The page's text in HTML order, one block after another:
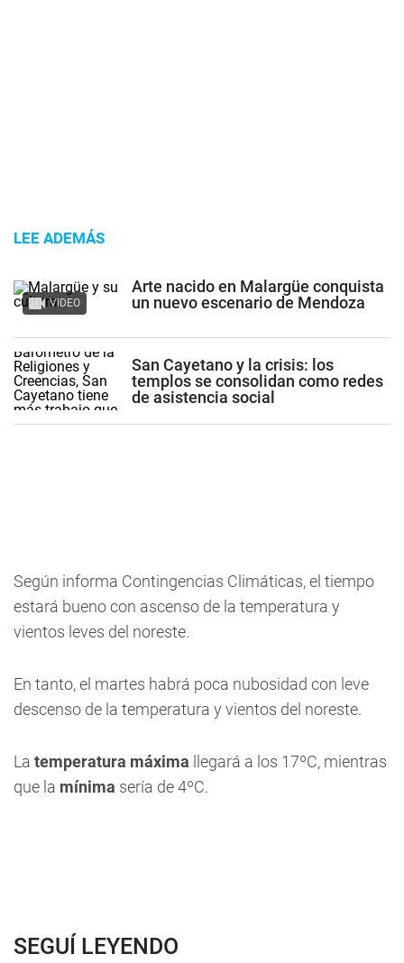
LEE ADEMÁS
VIDEO
Arte nacido en Malargüe conquista
un nuevo escenario de Mendoza
San Cayetano y la crisis: los
templos se consolidan como redes
de asistencia social
Según informa Contingencias Climáticas, el tiempo
estará bueno con ascenso de la temperatura y
vientos leves del noreste.
En tanto, el martes habrá poca nubosidad con leve
descenso de la temperatura y vientos del noreste.
La temperatura máxima
llegará a los 17ºC, mientras
que la mínima sería de 4ºC.
SEGUÍ LEYENDO